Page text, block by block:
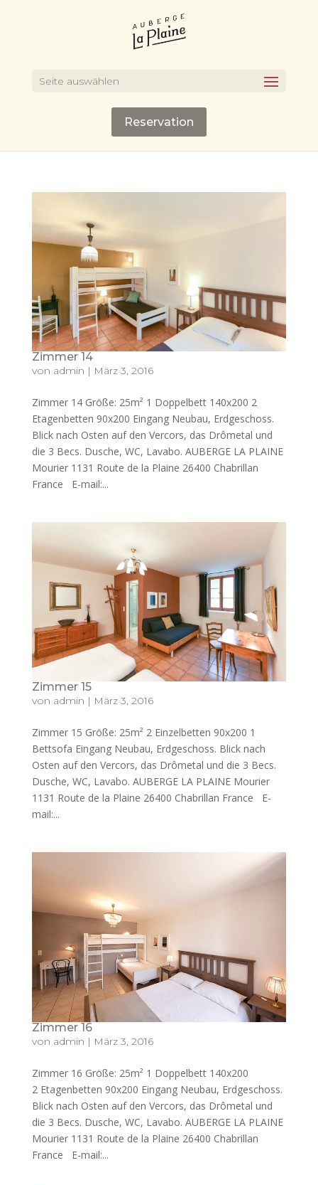
Seite auswählen
Reservation
Zimmer 14
von admin | März 3, 2016
Zimmer 14 Größe: 25m² 1 Doppelbett 140x200 2
Etagenbetten 90x200 Eingang Neubau, Erdgeschoss.
Blick nach Osten auf den Vercors, das Drômetal und
die 3 Becs. Dusche, WC, Lavabo. AUBERGE LA PLAINE
Mourier 1131 Route de la Plaine 26400 Chabrillan
France E-mail:...
Zimmer 15
von admin | März 3, 2016
Zimmer 15 Größe: 25m² 2 Einzelbetten 90x200 1
Bettsofa Eingang Neubau, Erdgeschoss. Blick nach
Osten auf den Vercors, das Drômetal und die 3 Becs.
Dusche, WC, Lavabo. AUBERGE LA PLAINE Mourier
1131 Route de la Plaine 26400 Chabrillan France E-
mail:...
Zimmer 16
von admin | März 3, 2016
Zimmer 16 Größe: 25m² 1 Doppelbett 140x200
2 Etagenbetten 90x200 Eingang Neubau, Erdgeschoss.
Blick nach Osten auf den Vercors, das Drômetal und
die 3 Becs. Dusche, WC, Lavabo. AUBERGE LA PLAINE
Mourier 1131 Route de la Plaine 26400 Chabrillan
France E-mail:...